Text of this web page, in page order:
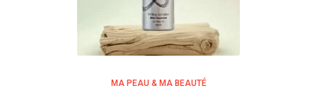
MA PEAU & MA BEAUTÉ